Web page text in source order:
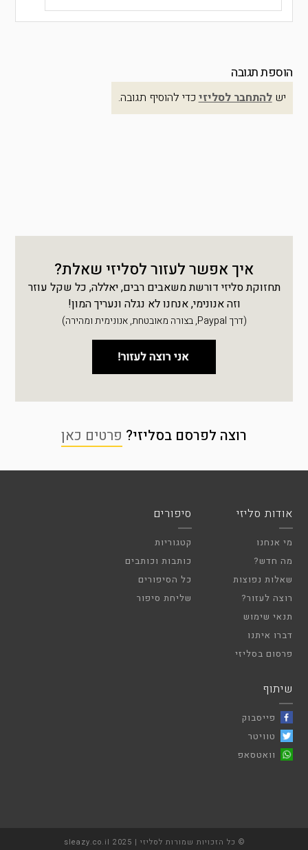
הוספת תגובה
ישלהתחבר לסליזיכדי להוסיף תגובה.
איך אפשר לעזור לסליזי שאלת?
תחזוקת סליזי דורשת משאבים רבים, יאללה, כל שקל עוזר
וזה אנונימי, אנחנו לא נגלה ונעריך המון!
(דרך Paypal, בצורה מאובטחת, אנונימית ומהירה)
רוצה לפרסם בסליזי? פרטים כאן
אודות סליזי
מי אנחנו
מה חדש?
שאלות נפוצות
רוצה לעזור?
תנאי שימוש
דברו איתנו
פרסום בסליזי
סיפורים
קטגוריות
כותבות וכותבים
כל הסיפורים
שליחת סיפור
שיתוף
פייסבוק
טוויטר
וואטסאפ
© כל הזכויות שמורות לסליזי | sleazy.co.il 2025